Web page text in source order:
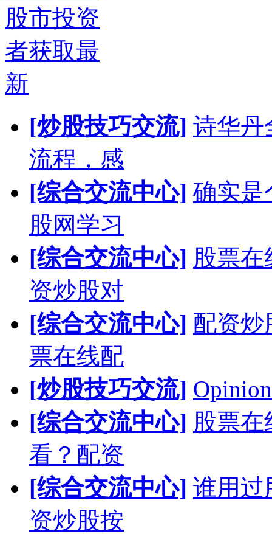
股市投资
者获取最
新
[炒股技巧交流] 诗华丹
流程，感
[综合交流中心] 确实是
股网学习
[综合交流中心] 股票
资炒股对
[综合交流中心] 配资炒
票在线配
[炒股技巧交流]
[综合交流中心] 股票
看？配资
[综合交流中心] 谁用过
资炒股按